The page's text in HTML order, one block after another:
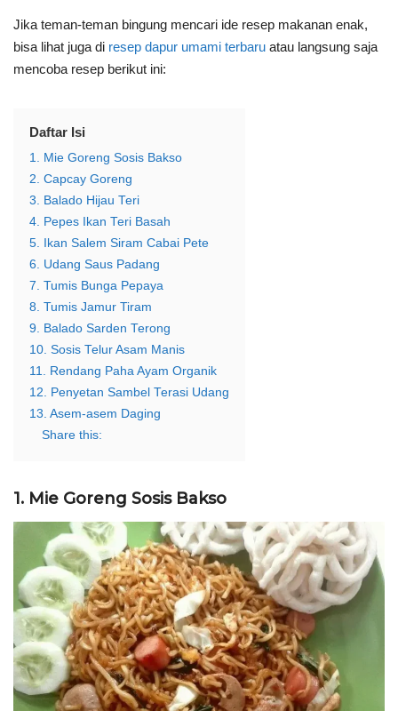
Jika teman-teman bingung mencari ide resep makanan enak,
bisa lihat juga di resep dapur umami terbaru atau langsung saja
mencoba resep berikut ini:
Daftar Isi
1. Mie Goreng Sosis Bakso
2. Capcay Goreng
3. Balado Hijau Teri
4. Pepes Ikan Teri Basah
5. Ikan Salem Siram Cabai Pete
6. Udang Saus Padang
7. Tumis Bunga Pepaya
8. Tumis Jamur Tiram
9. Balado Sarden Terong
10. Sosis Telur Asam Manis
11. Rendang Paha Ayam Organik
12. Penyetan Sambel Terasi Udang
13. Asem-asem Daging
Share this:
1. Mie Goreng Sosis Bakso